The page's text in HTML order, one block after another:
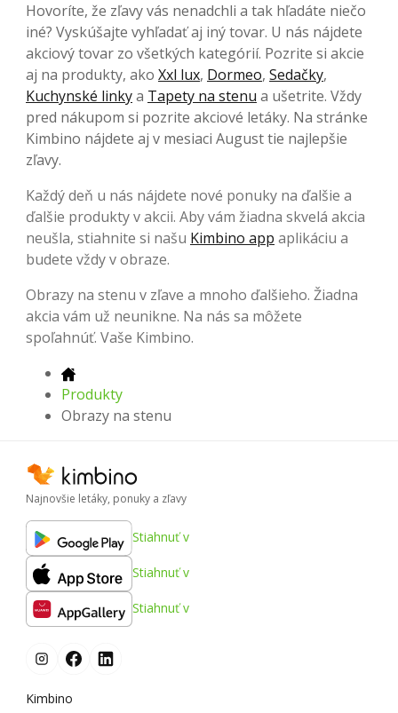
Hovoríte, že zľavy vás nenadchli a tak hľadáte niečo
iné? Vyskúšajte vyhľadať aj iný tovar. U nás nájdete
akciový tovar zo všetkých kategórií. Pozrite si akcie
aj na produkty, ako Xxl lux, Dormeo, Sedačky,
Kuchynské linkya Tapety na stenu a ušetrite. Vždy
pred nákupom si pozrite akciové letáky. Na stránke
Kimbino nájdete aj v mesiaci August tie najlepšie
zľavy.
Každý deň u nás nájdete nové ponuky na ďalšie a
ďalšie produkty v akcii. Aby vám žiadna skvelá akcia
neušla, stiahnite si našu Kimbino app aplikáciu a
budete vždy v obraze.
Obrazy na stenu v zľave a mnoho ďalšieho. Žiadna
akcia vám už neunikne. Na nás sa môžete
spoľahnúť. Vaše Kimbino.
Produkty
Obrazy na stenu
Najnovšie letáky, ponuky a zľavy
Stiahnuť v
Stiahnuť v
Stiahnuť v
Kimbino